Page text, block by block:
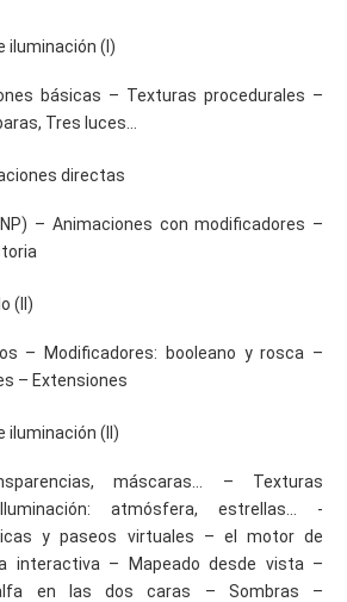
iluminación (I)
básicas – Texturas procedurales –
Tres luces…
directas
– Animaciones con modificadores –
(II)
– Modificadores: booleano y rosca –
– Extensiones
iluminación (II)
máscaras… – Texturas
atmósfera, estrellas… -
y paseos virtuales – el motor de
interactiva – Mapeado desde vista –
en las dos caras – Sombras –